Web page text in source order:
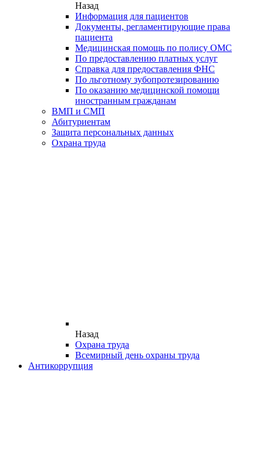
Назад
Информация для пациентов
Документы, регламентирующие права
пациента
Медицинская помощь по полису ОМС
По предоставлению платных услуг
Справка для предоставления ФНС
По льготному зубопротезированию
По оказанию медицинской помощи
иностранным гражданам
ВМП и СМП
Абитуриентам
Защита персональных данных
Охрана труда
Назад
Охрана труда
Всемирный день охраны труда
Антикоррупция